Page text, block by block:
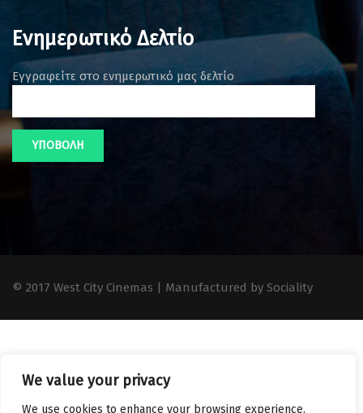
We value your privacy
We use cookies to enhance your browsing experience,
Ενημερωτικό Δελτίο
Εγγραφείτε στο ενημερωτικό μας δελτίο
© 2017 West City Cinemas | Manufactured by Sociality